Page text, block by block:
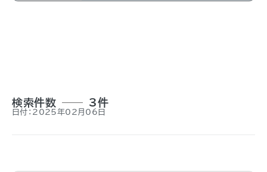
検索件数 3件
日付：2025年02月06日